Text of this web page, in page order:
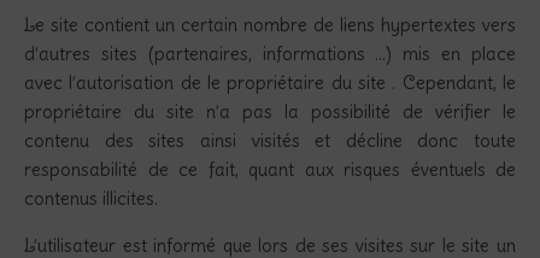
Le site contient un certain nombre de liens hypertextes vers
d’autres sites (partenaires, informations …) mis en place
avec l’autorisation de le propriétaire du site . Cependant, le
propriétaire du site n’a pas la possibilité de vérifier le
contenu des sites ainsi visités et décline donc toute
responsabilité de ce fait, quant aux risques éventuels de
contenus illicites.
L’utilisateur est informé que lors de ses visites sur le site un